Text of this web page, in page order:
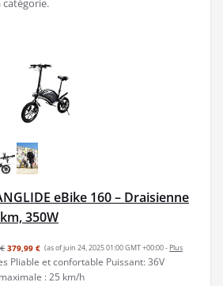
catégorie.
eBike 160 – Draisienne
350W
379,99 € (as of juin 24, 2025 01:00 GMT +00:00 - Plus
Pliable et confortable Puissant: 36V
: 25 km/h